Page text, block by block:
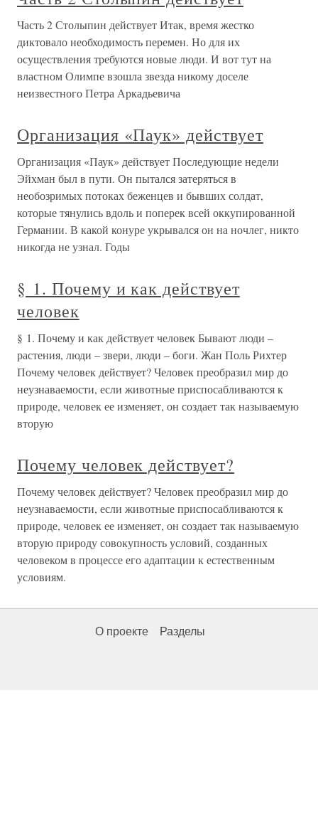
Часть 2 Столыпин действует Итак, время жестко
диктовало необходимость перемен. Но для их
осуществления требуются новые люди. И вот тут на
властном Олимпе взошла звезда никому доселе
неизвестного Петра Аркадьевича
Организация «Паук» действует
Организация «Паук» действует Последующие недели
Эйхман был в пути. Он пытался затеряться в
необозримых потоках беженцев и бывших солдат,
которые тянулись вдоль и поперек всей оккупированной
Германии. В какой конуре укрывался он на ночлег, никто
никогда не узнал. Годы
§ 1. Почему и как действует
человек
§ 1. Почему и как действует человек Бывают люди –
растения, люди – звери, люди – боги. Жан Поль Рихтер
Почему человек действует? Человек преобразил мир до
неузнаваемости, если животные приспосабливаются к
природе, человек ее изменяет, он создает так называемую
вторую
Почему человек действует?
Почему человек действует? Человек преобразил мир до
неузнаваемости, если животные приспосабливаются к
природе, человек ее изменяет, он создает так называемую
вторую природу совокупность условий, созданных
человеком в процессе его адаптации к естественным
условиям.
О проекте Разделы